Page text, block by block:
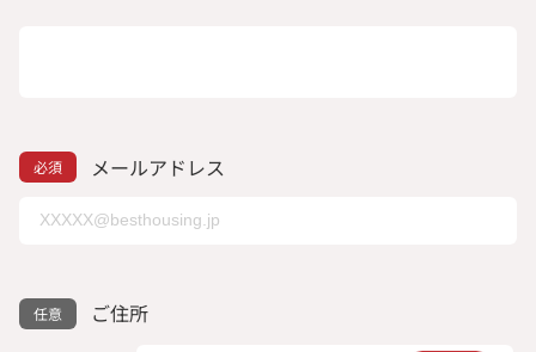
メールアドレス
ご住所